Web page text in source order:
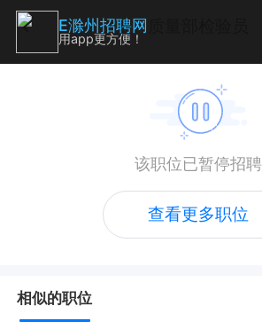
该职位已暂停招聘
查看更多职位
相似的职位
E滁州招聘网
用app更方便！